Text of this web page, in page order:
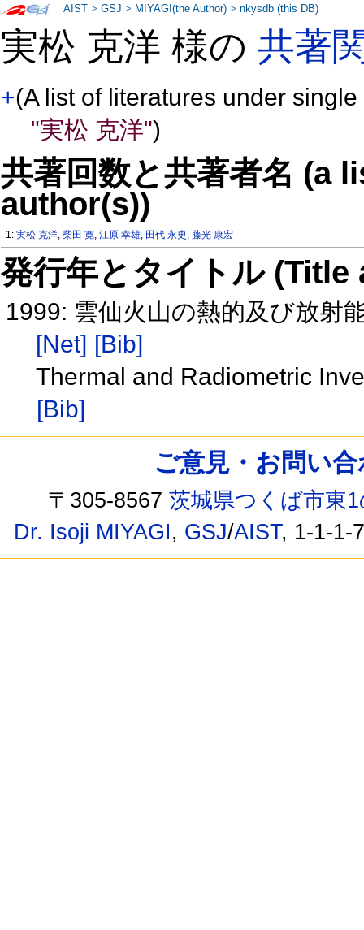
実松 克洋 様の共著
+(A list of literatures under
"実松 克洋")
共著回数と共著者名 (a
author(s))
1:実松 克洋,柴田 寛,江原 幸雄, 田代 永史 ,藤光 康宏
発行年とタイトル
1999: 雲仙火山の熱的及び放射
[Net] [Bib]
Thermal and Radiometric
[Bib]
AIST >GSJ > MIYAGI(the Author) >nkysdb (this DB)
ご意見・お問い
〒305-8567茨城県つくば市東
Dr. Isoji MIYAGI, GSJ/AIST, 1-1-1-